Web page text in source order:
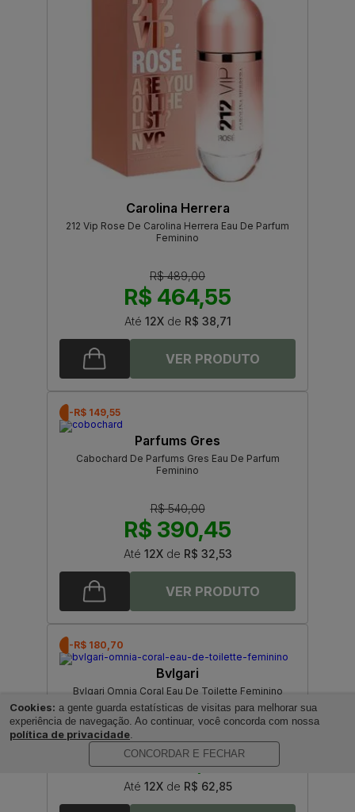
Carolina Herrera
212 Vip Rose De Carolina Herrera Eau De Parfum
Feminino
R$ 489,00
R$ 464,55
Até 12Xde R$ 38,71
-R$ 149,55
Parfums Gres
Cabochard De Parfums Gres Eau De Parfum
Feminino
R$ 540,00
R$ 390,45
Até 12Xde R$ 32,53
-R$ 180,70
Bvlgari
Bvlgari Omnia Coral Eau De Toilette Feminino
R$ 935,00
R$ 754,30
Até 12Xde R$ 62,85
Cookies: a gente guarda estatísticas de visitas para melhorar sua
experiência de navegação. Ao continuar, você concorda com nossa
política de privacidade.
CONCORDAR E FECHAR